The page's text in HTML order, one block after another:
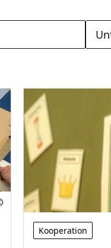
Kooperation